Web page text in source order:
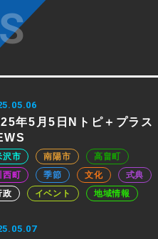
年5月5日Nトピ＋プラス
沢市 南陽市
高畠町
西町
季節 文化
式典
政
イベント 地域情報